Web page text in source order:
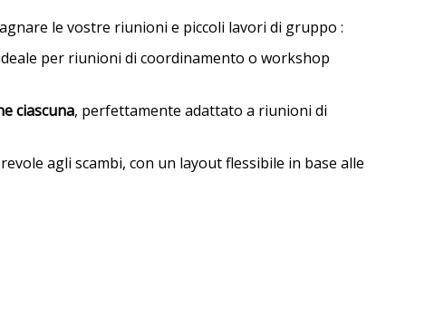
le vostre riunioni e piccoli lavori di gruppo :
per riunioni di coordinamento o workshop
ciascuna, perfettamente adattato a riunioni di
agli scambi, con un layout flessibile in base alle